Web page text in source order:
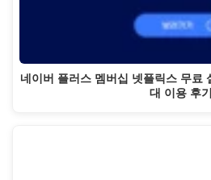
네이버 플러스 멤버십 넷플릭스 무료
대 이용 후기